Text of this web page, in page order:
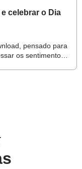
celebrar o Dia
pensado para
os sentimentos